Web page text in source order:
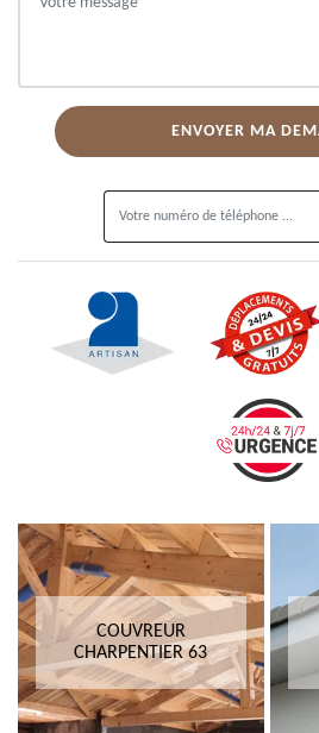
COUVREUR
CHARPENTIER 63